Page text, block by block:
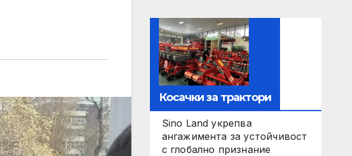
Косачки за трактори
Sino Land укрепва
ангажимента за устойчивост
с глобално признание